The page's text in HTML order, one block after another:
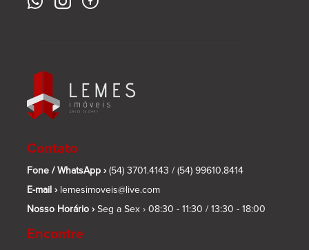
Contato
Fone / WhatsApp › (54) 3701.4143 / (54) 99610.8414
E-mail › lemesimoveis@live.com
Nosso Horário › Seg a Sex › 08:30 - 11:30 / 13:30 - 18:00
Encontre